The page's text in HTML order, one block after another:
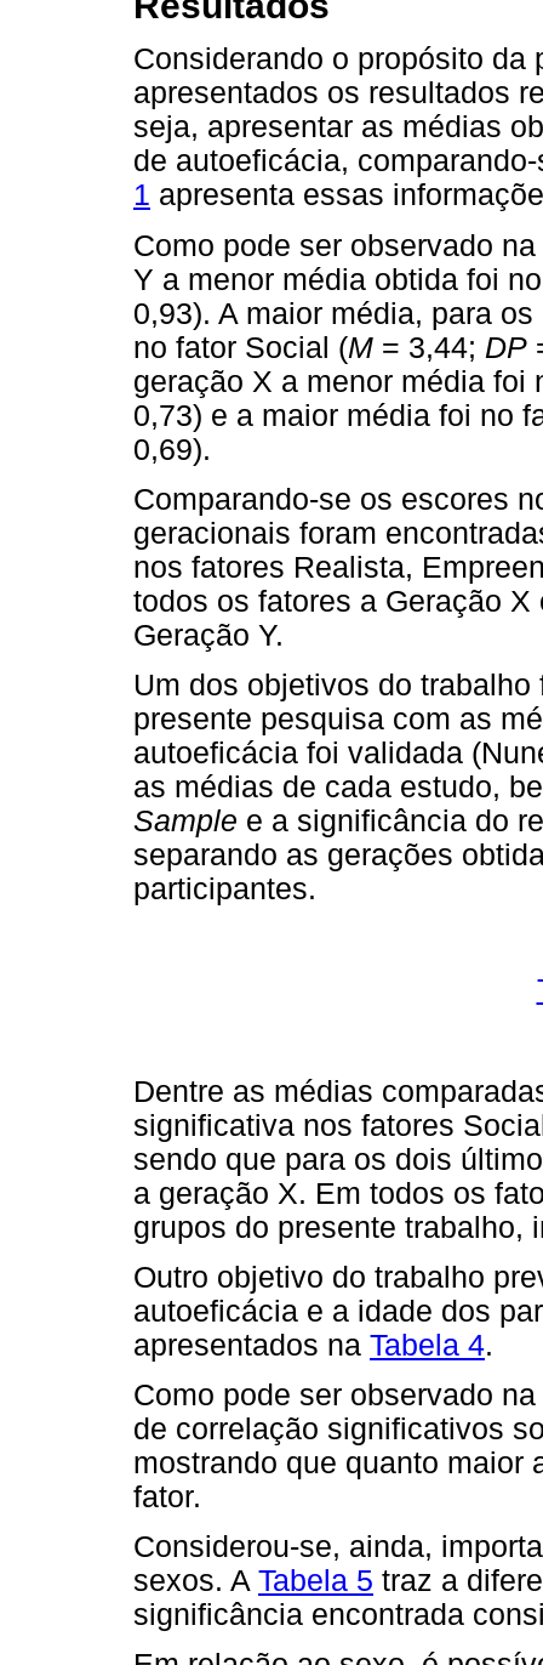
Considerando o propósito da
apresentados os resultados
seja, apresentar as médias
de autoeficácia,
1 apresenta essas
Como pode ser observado na
Y a menor média obtida foi
0,93). A maior média, para
no fator Social (M = 3,44; DP
geração X a menor média foi
0,73) e a maior média foi no
0,69).
Comparando-se os escores
geracionais foram
nos fatores Realista,
todos os fatores a Geração
Geração Y.
Um dos objetivos do
presente pesquisa com as
autoeficácia foi validada
as médias de cada estudo,
Sample e a significância do
separando as gerações
participantes.
Dentre as médias
significativa nos fatores
sendo que para os dois
a geração X. Em todos os
grupos do presente trabalho,
Outro objetivo do trabalho
autoeficácia e a idade dos
apresentados na Tabela 4.
Como pode ser observado na
de correlação significativos
mostrando que quanto maior
fator.
Considerou-se, ainda,
sexos. A Tabela 5 traz a
significância encontrada